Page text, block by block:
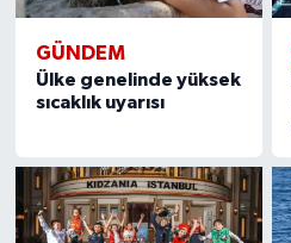
GÜNDEM
Ülke genelinde yüksek
sıcaklık uyarısı